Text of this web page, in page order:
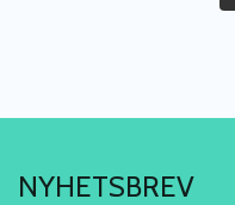
NYHETSBREV